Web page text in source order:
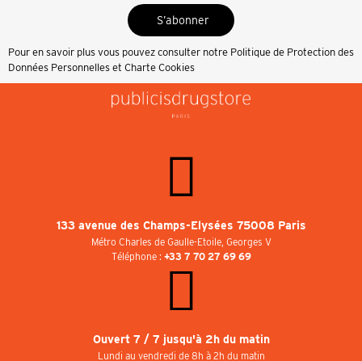
S’abonner
Pour en savoir plus vous pouvez consulter notre Politique de Protection des
Données Personnelles et Charte Cookies
133 avenue des Champs-Elysées 75008 Paris
Métro Charles de Gaulle-Etoile, Georges V
Téléphone : +33 7 70 27 69 69
Ouvert 7 / 7 jusqu'à 2h du matin
Lundi au vendredi de 8h à 2h du matin